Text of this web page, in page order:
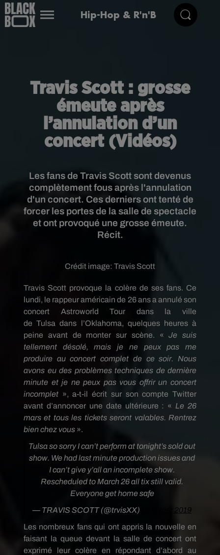
Hip-Hop & R'n'B
Travis Scott : grosse
émeute après
l’annulation d’un
concert (Vidéos)
Les fans de Travis Scott sont devenus
complètement fous après l'annulation
d'un concert. Ces derniers ont tenté de
forcer les portes de la salle de spectacle
et ont provoqué une grosse émeute.
Récit.
Crédit image: Travis Scott
Travis Scott provoque la colère de ses fans. Ce
lundi, le rappeur américain de 26 ans a annulé son
concert
Astroworld
Tour dans la ville
de Tulsa dans l’Oklahoma, quelques heures à
peine avant de monter sur scène.
«Je suis
tellement désolé, mais je ne peux pas me
produire au concert complet de ce soir. Nous
avons eu des problèmes techniques de dernière
minute et je ne peux pas vous offrir un concert
incomplet », a-t-il écrit sur son compte Twitter
avant d’annoncer une date ultérieure : « Le 26
mars et tous les tickets seront valables. Rentrez
bien chez vous ».
Tulsa so sorry I can’t perform at tonight’s sold out
show. We had last minute production issues and
I can’t give y’all an incomplete show.
Rescheduled to March 26 all tix still valid.
Everyone get home safe
— TRAVIS SCOTT (@trvisXX)
12 février 2019
Les nombreux fans qui ont appris la nouvelle en
faisant la queue devant la salle de concert ont
exprimé leur colère en répondant d’abord au